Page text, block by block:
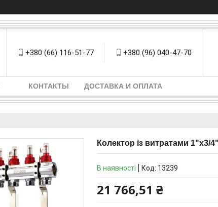
+380 (66) 116-51-77 +380 (96) 040-47-70
КОНТАКТЫ ДОСТАВКА И ОПЛАТА
Колектор із витратами 1"х3/
В наявності Код: 13239
21 766,51 ₴